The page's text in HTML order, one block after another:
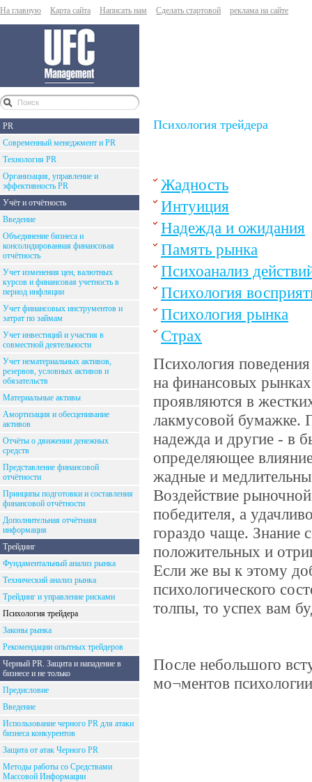
На главную Карта сайта Написать нам Сделать стартовой реклама на сайте
PR
Современный менеджмент и PR
Технология PR
Организация, управление и
эффективность PR
Учёт и отчётность
Введение
Объединение бизнеса и
консолидированная финансовая
отчётность
Учет изменения цен, валютных
курсов и финансовая учетность в
период инфляции
Учет финансовых инструментов и
затрат по займам
Учет инвестиций и участия в
совместной деятельности
Учет нематериальных активов,
резервов, условных активов и
обязательств
Материальные активы
Амортизация и обесценивание
активов
Отчёты о движении денежных
средств
Представление финансовой
отчётности
Принципы подготовки и составления
финансовой отчётности
Дополнительная отчётнаяя
информация
Трейдинг
Фундаментальный анализ рынка
Технический анализ рынка
Трейдинг и управление рисками
Психология трейдера
Законы рынка
Рекомендации опытных трейдеров
Черный PR. Защита и нападение в
бизнесе и не только
Предисловие
Введение
Использование черного PR для атаки
бизнеса конкурентов
Защита от атак Черного PR
Методы работы со Средствами
Массовой Информации
Психология трейдера
Жадность
Интуиция
Надежда и ожидания
Память рынка
Психоанализ
Психология
Психология рынка
Страх
Психология
на финансовых
проявляются в
лакмусовой бумажке.
надежда и другие - в
определяющее
жадные и
Воздействие
победителя, а
гораздо чаще. Знание
положительных и
Если же вы к этому
психологического
толпы, то успех вам
После небольшого
мо¬ментов